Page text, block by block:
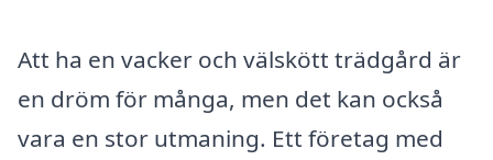
Att ha en vacker och välskött trädgård är
en dröm för många, men det kan också
vara en stor utmaning. Ett företag med